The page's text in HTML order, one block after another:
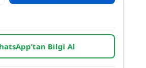
Bilgi Al